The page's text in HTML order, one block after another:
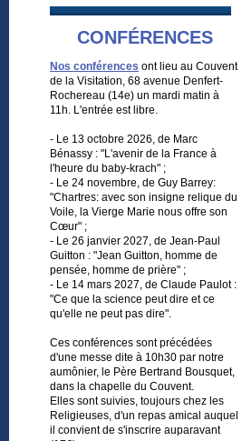
CONFÉRENCES
Nos conférences ont lieu au Couvent
de la Visitation, 68 avenue Denfert-
Rochereau (14e) un mardi matin à
11h. L'entrée est libre.
- Le 13 octobre 2026, de Marc
Bénassy : "L'avenir de la France à
l'heure du baby-krach" ;
- Le 24 novembre, de Guy Barrey:
"Chartres: avec son insigne relique du
Voile, la Vierge Marie nous offre son
Cœur" ;
- Le 26 janvier 2027, de Jean-Paul
Guitton : "Jean Guitton, homme de
pensée, homme de prière" ;
- Le 14 mars 2027, de Claude Paulot :
"Ce que la science peut dire et ce
qu'elle ne peut pas dire".
Ces conférences sont précédées
d'une messe dite à 10h30 par notre
aumônier, le Père Bertrand Bousquet,
dans la chapelle du Couvent.
Elles sont suivies, toujours chez les
Religieuses, d'un repas amical auquel
il convient de s'inscrire auparavant